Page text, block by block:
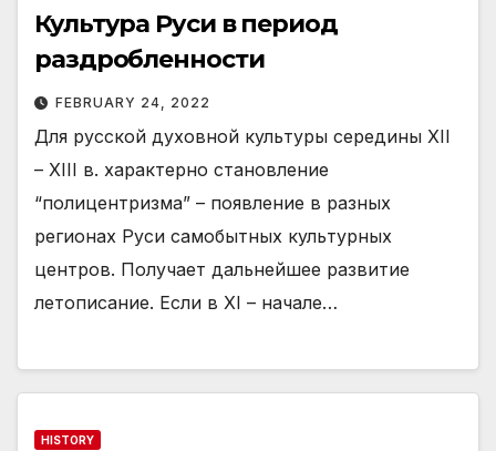
Культура Руси в период
раздробленности
FEBRUARY 24, 2022
Для русской духовной культуры середины XII
– XIII в. характерно становление
“полицентризма” – появление в разных
регионах Руси самобытных культурных
центров. Получает дальнейшее развитие
летописание. Если в XI – начале…
HISTORY